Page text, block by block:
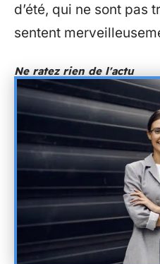
d’été, qui ne sont pas
sentent
Ne ratez rien de l'actu